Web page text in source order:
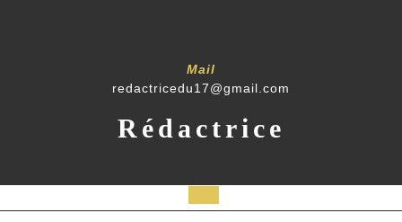
Mail
redactricedu17@gmail.com
Rédactrice